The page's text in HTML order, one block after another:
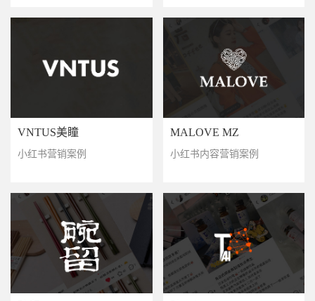
VNTUS美瞳
小红书营销案例
MALOVE MZ
小红书内容营销案例